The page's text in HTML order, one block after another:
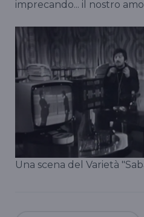
imprecando... il nostro
Una scena del Varietà